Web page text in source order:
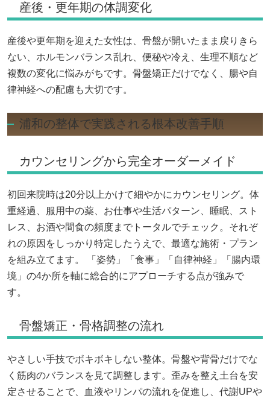
産後・更年期の体調変化
産後や更年期を迎えた女性は、骨盤が開いたまま戻りきら
ない、ホルモンバランス乱れ、便秘や冷え、生理不順など
複数の変化に悩みがちです。骨盤矯正だけでなく、腸や自
律神経への配慮も大切です。
浦和の整体で実践される根本改善手順
カウンセリングから完全オーダーメイド
初回来院時は20分以上かけて細やかにカウンセリング。体
重経過、服用中の薬、お仕事や生活パターン、睡眠、スト
レス、お酒や間食の頻度までトータルでチェック。それぞ
れの原因をしっかり特定したうえで、最適な施術・プラン
を組み立てます。 「姿勢」「食事」「自律神経」「腸内環
境」の4か所を軸に総合的にアプローチする点が強みで
す。
骨盤矯正・骨格調整の流れ
やさしい手技でボキボキしない整体。骨盤や背骨だけでな
く筋肉のバランスを見て調整します。歪みを整え土台を安
定させることで、血液やリンパの流れを促進し、代謝UPや